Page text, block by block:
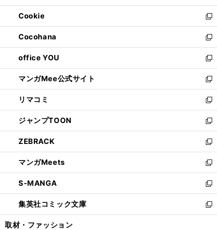
開
く
ウ
で
開
く
ン
ド
ウ
で
開
く
ウ
ィ
ン
ド
ウ
で
開
く
Cookie
新
し
い
ウ
ィ
ン
ド
ウ
で
開
く
Cocohana
新
し
い
ウ
ィ
ン
ド
ウ
で
開
く
office YOU
新
し
い
ウ
ィ
ン
ド
ウ
で
開
く
マンガMee公式サイト
新
し
い
ウ
ィ
ン
ド
ウ
で
開
く
リマコミ
新
し
い
ウ
ィ
ン
ド
ウ
で
開
く
ジャンプTOON
新
し
い
ウ
ィ
ン
ド
ウ
で
開
ZEBRACK
新
し
い
ウ
ィ
ン
ド
ウ
マンガMeets
新
し
い
ウ
ィ
ン
S-MANGA
新
し
い
ウ
集英社コミック文庫
新
し
取材・ファッション